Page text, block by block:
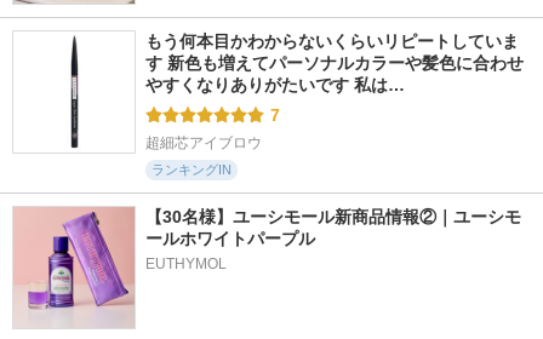
もう何本目かわからないくらいリピートしていま
す 新色も増えてパーソナルカラーや髪色に合わせ
やすくなりありがたいです 私は…
7
超細芯アイブロウ
ランキングIN
【30名様】ユーシモール新商品情報②｜ユーシモ
ールホワイトパープル
EUTHYMOL